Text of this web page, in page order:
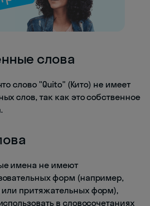
слова
слово "Quito" (Кито) не имеет
слов, так как это собственное
имена не имеют
форм (например,
притяжательных форм),
в словосочетаниях